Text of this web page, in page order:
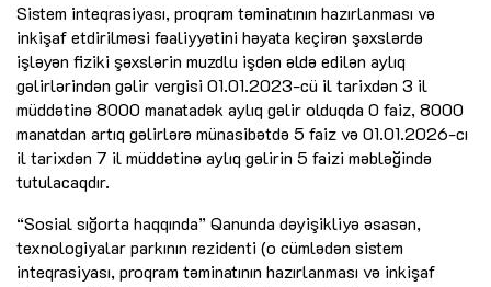
Sistem inteqrasiyası, proqram təminatının hazırlanması və
inkişaf etdirilməsi fəaliyyətini həyata keçirən şəxslərdə
işləyən fiziki şəxslərin muzdlu işdən əldə edilən aylıq
gəlirlərindən gəlir vergisi 01.01.2023-cü il tarixdən 3 il
müddətinə 8000 manatadək aylıq gəlir olduqda 0 faiz, 8000
manatdan artıq gəlirlərə münasibətdə 5 faiz və 01.01.2026-cı
il tarixdən 7 il müddətinə aylıq gəlirin 5 faizi məbləğində
tutulacaqdır.
“Sosial sığorta haqqında” Qanunda dəyişikliyə əsasən,
texnologiyalar parkının rezidenti (o cümlədən sistem
inteqrasiyası, proqram təminatının hazırlanması və inkişaf